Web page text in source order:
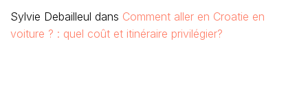
Sylvie Debailleul dans Comment aller en Croatie en
voiture ? : quel coût et itinéraire privilégier?